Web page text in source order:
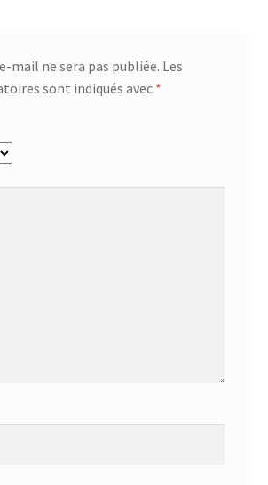
mail ne sera pas publiée. Les
sont indiqués avec *